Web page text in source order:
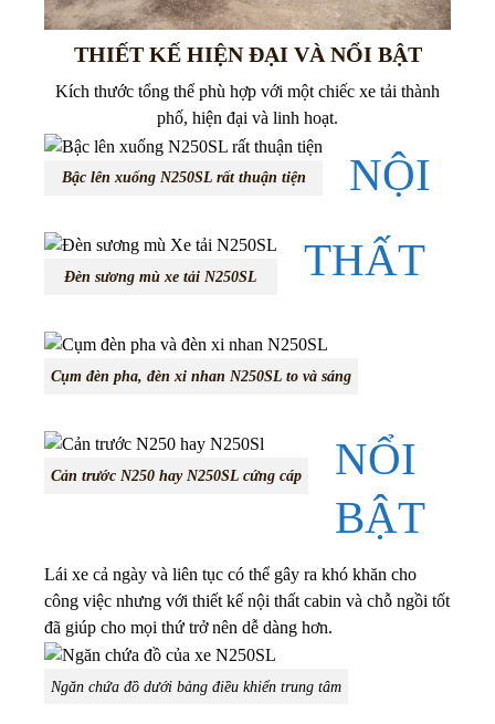
THIẾT KẾ HIỆN ĐẠI VÀ NỔI BẬT
Kích thước tổng thể phù hợp với một chiếc xe tải thành
phố, hiện đại và linh hoạt.
Bậc lên xuống N250SL rất thuận tiện
Đèn sương mù xe tải N250SL
Cụm đèn pha, đèn xi nhan N250SL to và sáng
Cản trước N250 hay N250SL cứng cáp
NỘI
THẤT
NỔI
BẬT
Lái xe cả ngày và liên tục có thể gây ra khó khăn cho
công việc nhưng với thiết kế nội thất cabin và chỗ ngồi tốt
đã giúp cho mọi thứ trở nên dễ dàng hơn.
Ngăn chứa đồ dưới bảng điều khiển trung tâm